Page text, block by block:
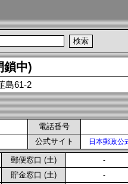
鎖中)
島61-2
電話番号
公式サイト 日本郵政公
郵便窓口 (土) -
貯金窓口 (土) -